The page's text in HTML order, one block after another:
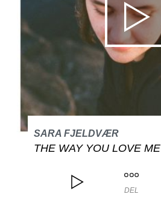
SARA FJELDVÆR
THE WAY YOU LOVE ME
DEL